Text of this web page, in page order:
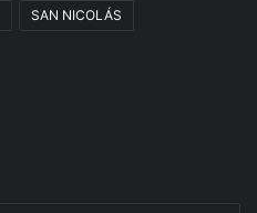
SAN NICOLÁS